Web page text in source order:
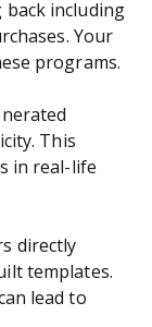
back including
Your
programs.
This
in real-life
directly
templates.
lead to